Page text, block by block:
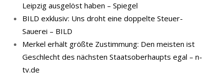
Leipzig ausgelöst haben – Spiegel
BILD exklusiv: Uns droht eine doppelte Steuer-
Sauerei – BILD
Merkel erhält größte Zustimmung: Den meisten ist
Geschlecht des nächsten Staatsoberhaupts egal – n-
tv.de